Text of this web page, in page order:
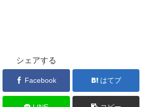
シェアする
Facebook はてブ